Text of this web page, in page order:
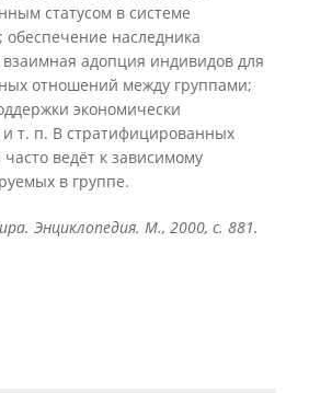
статусом в системе
обеспечение наследника
адопция индивидов для
отношений между группами;
экономически
т. п. В стратифицированных
ведёт к зависимому
в группе.
Энциклопедия. М., 2000, с. 881.